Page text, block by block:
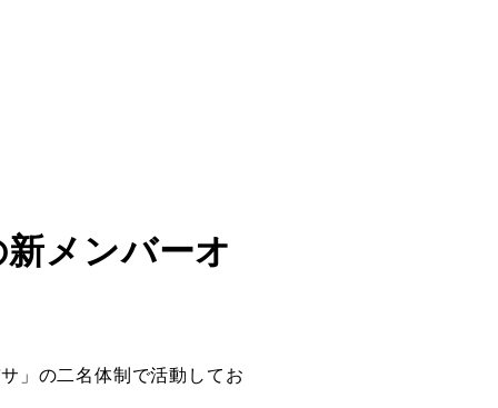
メンバーオ
」の二名体制で活動してお